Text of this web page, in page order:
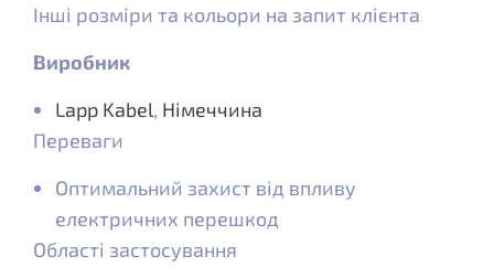
Інші розміри та кольори на запит клієнта
Виробник
Lapp Kabel, Німеччина
Переваги
Оптимальний захист від впливу
електричних перешкод
Області застосування